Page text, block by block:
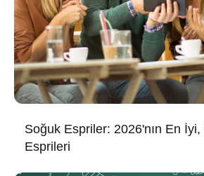
Soğuk Espriler: 2026'nın En
Esprileri